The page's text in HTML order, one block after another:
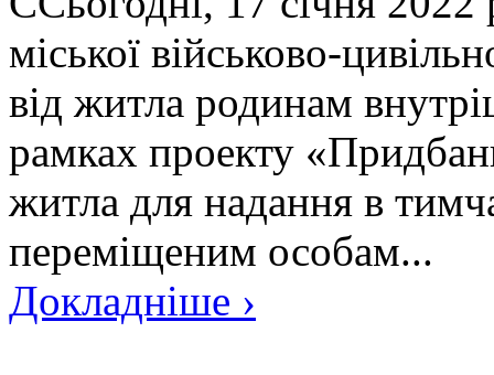
міської військово-
від житла родинам
рамках проекту
житла для надання в
переміщеним особам...
Докладніше ›